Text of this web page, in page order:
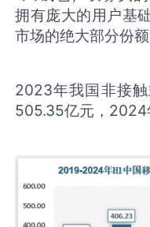
拥有庞大的用户基
市场的绝大部分份额
2023年我国非接
505.35亿元，2024